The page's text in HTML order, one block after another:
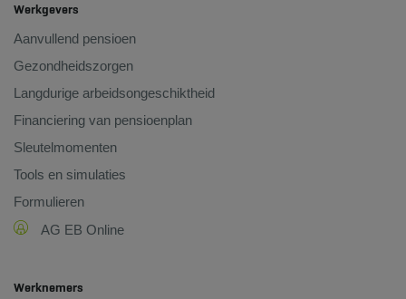
Werkgevers
Aanvullend pensioen
Gezondheidszorgen
Langdurige arbeidsongeschiktheid
Financiering van pensioenplan
Sleutelmomenten
Tools en simulaties
Formulieren
AG EB Online
Werknemers